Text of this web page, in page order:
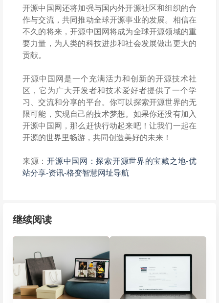
开源中国网还将加强与国内外开源社区和组织的合
作与交流，共同推动全球开源事业的发展。相信在
不久的将来，开源中国网将成为全球开源领域的重
要力量，为人类的科技进步和社会发展做出更大的
贡献。
开源中国网是一个充满活力和创新的开源技术社
区，它为广大开发者和技术爱好者提供了一个学
习、交流和分享的平台。你可以探索开源世界的无
限可能，实现自己的技术梦想。如果你还没有加入
开源中国网，那么赶快行动起来吧！让我们一起在
开源的世界里畅游，共同创造美好的未来！
来源：开源中国网：探索开源世界的宝藏之地-优
站分享-资讯-格变智慧网址导航
继续阅读